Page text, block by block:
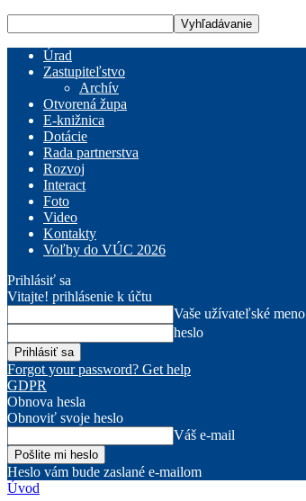
Úrad
Zastupiteľstvo
Archív
Otvorená župa
E-knižnica
Dotácie
Rada partnerstva
Rozvoj
Interact
Foto
Video
Kontakty
Voľby do VÚC 2026
Prihlásiť sa
Vitajte! prihlásenie k účtu
Vaše užívateľské meno
heslo
Forgot your password? Get help
GDPR
Obnova hesla
Obnoviť svoje heslo
Váš e-mail
Heslo vám bude zaslané e-mailom
Úvod